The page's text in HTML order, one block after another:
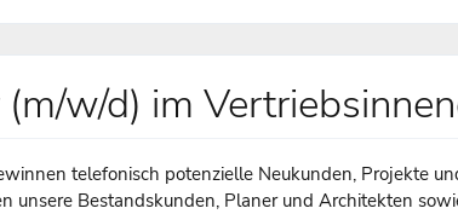
w/d) im
telefonisch potenzielle Neukunden, Projekte
unsere Bestandskunden, Planer und Architekten